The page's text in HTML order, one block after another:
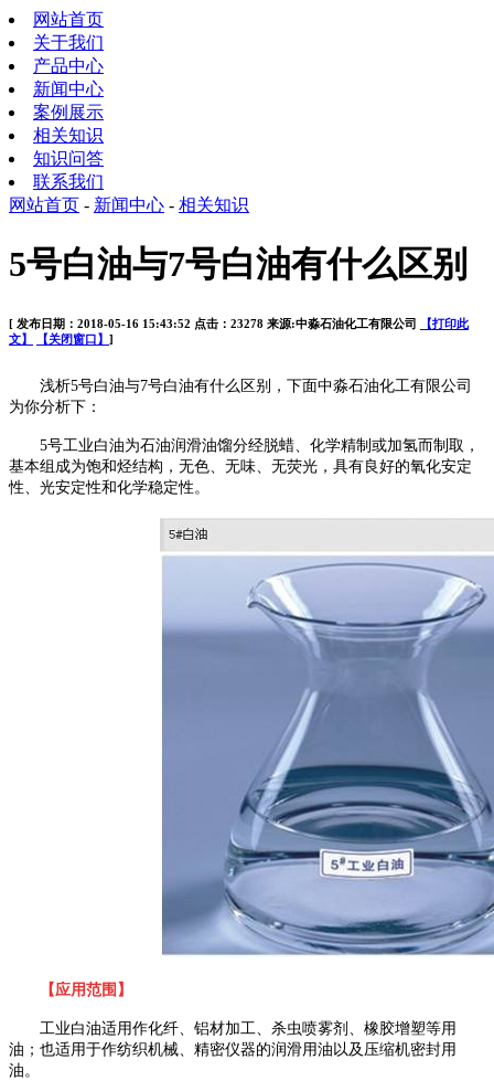
网站首页
关于我们
产品中心
新闻中心
案例展示
相关知识
知识问答
联系我们
网站首页 - 新闻中心 - 相关知识
5号白油与7号白油有什么区别
[ 发布日期：2018-05-16 15:43:52 点击：23278 来源:中淼石油化工有限公司
【打印此
文】
【关闭窗口】 ]
浅析5号白油与7号白油有什么区别，下面中淼石油化工有限公司
为你分析下：
5号工业白油为石油润滑油馏分经脱蜡、化学精制或加氢而制取，
基本组成为饱和烃结构，无色、无味、无荧光，具有良好的氧化安定
性、光安定性和化学稳定性。
【应用范围】
工业白油适用作化纤、铝材加工、杀虫喷雾剂、橡胶增塑等用
油；也适用于作纺织机械、精密仪器的润滑用油以及压缩机密封用
油。